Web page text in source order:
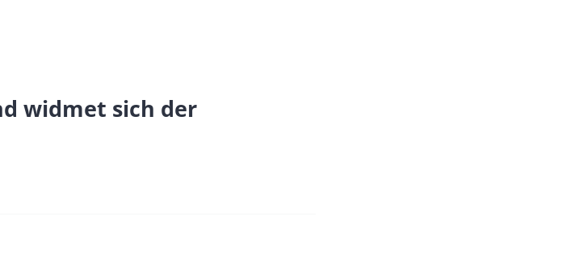
widmet sich der